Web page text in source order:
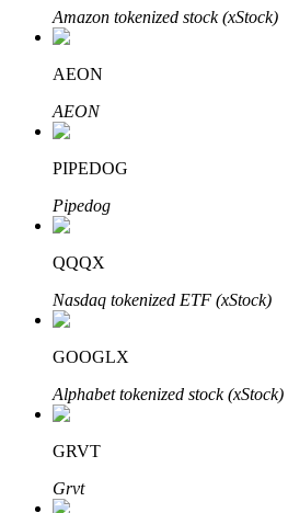
Raih keuntungan jangka panjang
Pelajari Staking
Pelajari tentang mendapatkan
Amazon tokenized stock (xStock)
AEON
AEON
PIPEDOG
Pipedog
QQQX
Nasdaq tokenized ETF (xStock)
GOOGLX
Alphabet tokenized stock (xStock)
GRVT
Grvt